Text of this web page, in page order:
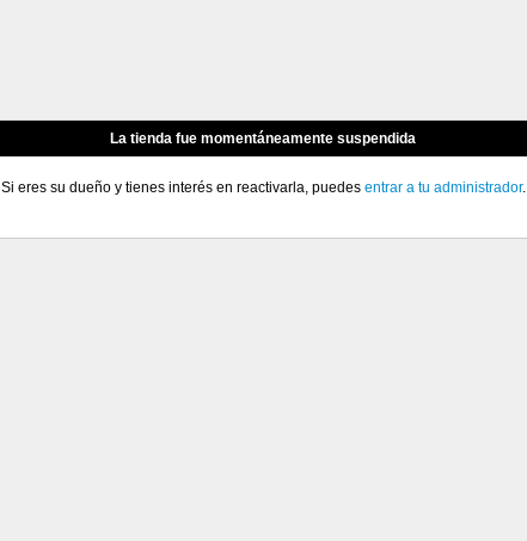
La tienda fue momentáneamente suspendida
Si eres su dueño y tienes interés en reactivarla, puedes entrar a tu administrador.